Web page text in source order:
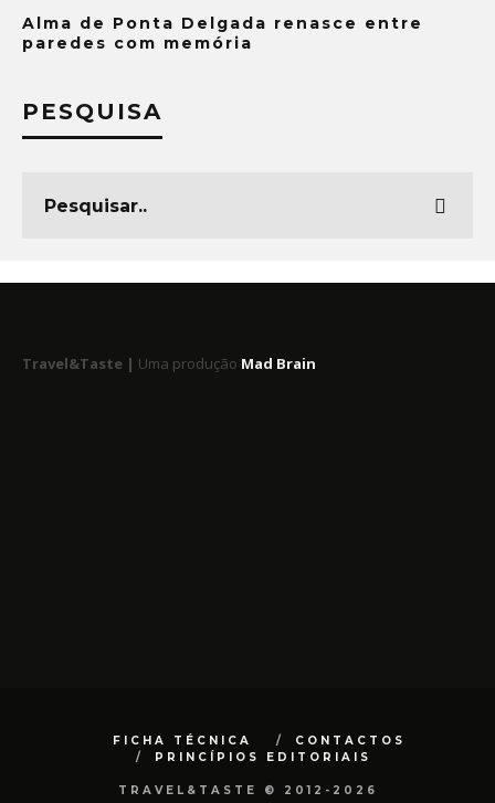
Alma de Ponta Delgada renasce entre
paredes com memória
PESQUISA
Travel&Taste | Uma produção Mad Brain
FICHA TÉCNICA
CONTACTOS
PRINCÍPIOS EDITORIAIS
TRAVEL&TASTE © 2012-2026